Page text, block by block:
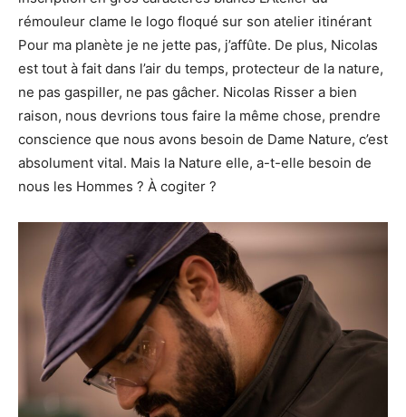
rémouleur clame le logo floqué sur son atelier itinérant
Pour ma planète je ne jette pas, j’affûte. De plus, Nicolas
est tout à fait dans l’air du temps, protecteur de la nature,
ne pas gaspiller, ne pas gâcher. Nicolas Risser a bien
raison, nous devrions tous faire la même chose, prendre
conscience que nous avons besoin de Dame Nature, c’est
absolument vital. Mais la Nature elle, a-t-elle besoin de
nous les Hommes ? À cogiter ?